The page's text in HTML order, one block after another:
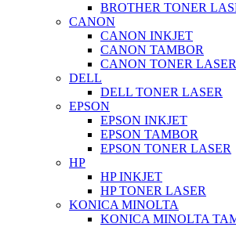
BROTHER TONER
CANON
CANON INKJET
CANON TAMBOR
CANON TONER LASER
DELL
DELL TONER LASER
EPSON
EPSON INKJET
EPSON TAMBOR
EPSON TONER LASER
HP
HP INKJET
HP TONER LASER
KONICA MINOLTA
KONICA MINOLTA